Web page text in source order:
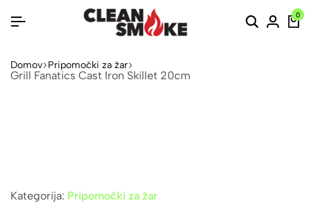
0
Domov Pripomočki za žar
Grill Fanatics Cast Iron Skillet 20cm
Kategorija: Pripomočki za žar